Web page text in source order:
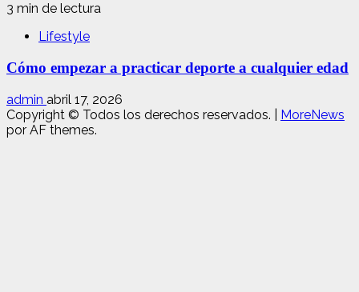
3 min de lectura
Lifestyle
Cómo empezar a practicar deporte a cualquier edad
admin abril 17, 2026
Copyright © Todos los derechos reservados.
MoreNews
por AF themes.